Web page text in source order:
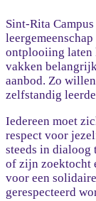
Sint-Rita
ontplooiing laten
vakken
aanbod. Zo
zelfstandig
Iedereen moet
respect voor
steeds in dialoog
of zijn zoektocht
voor een
gerespecteerd